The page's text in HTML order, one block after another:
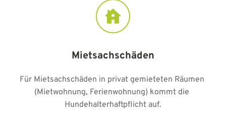
Mietsachschäden
Für Mietsachschäden in privat gemieteten Räumen
(Mietwohnung, Ferienwohnung) kommt die
Hundehalterhaftpflicht auf.